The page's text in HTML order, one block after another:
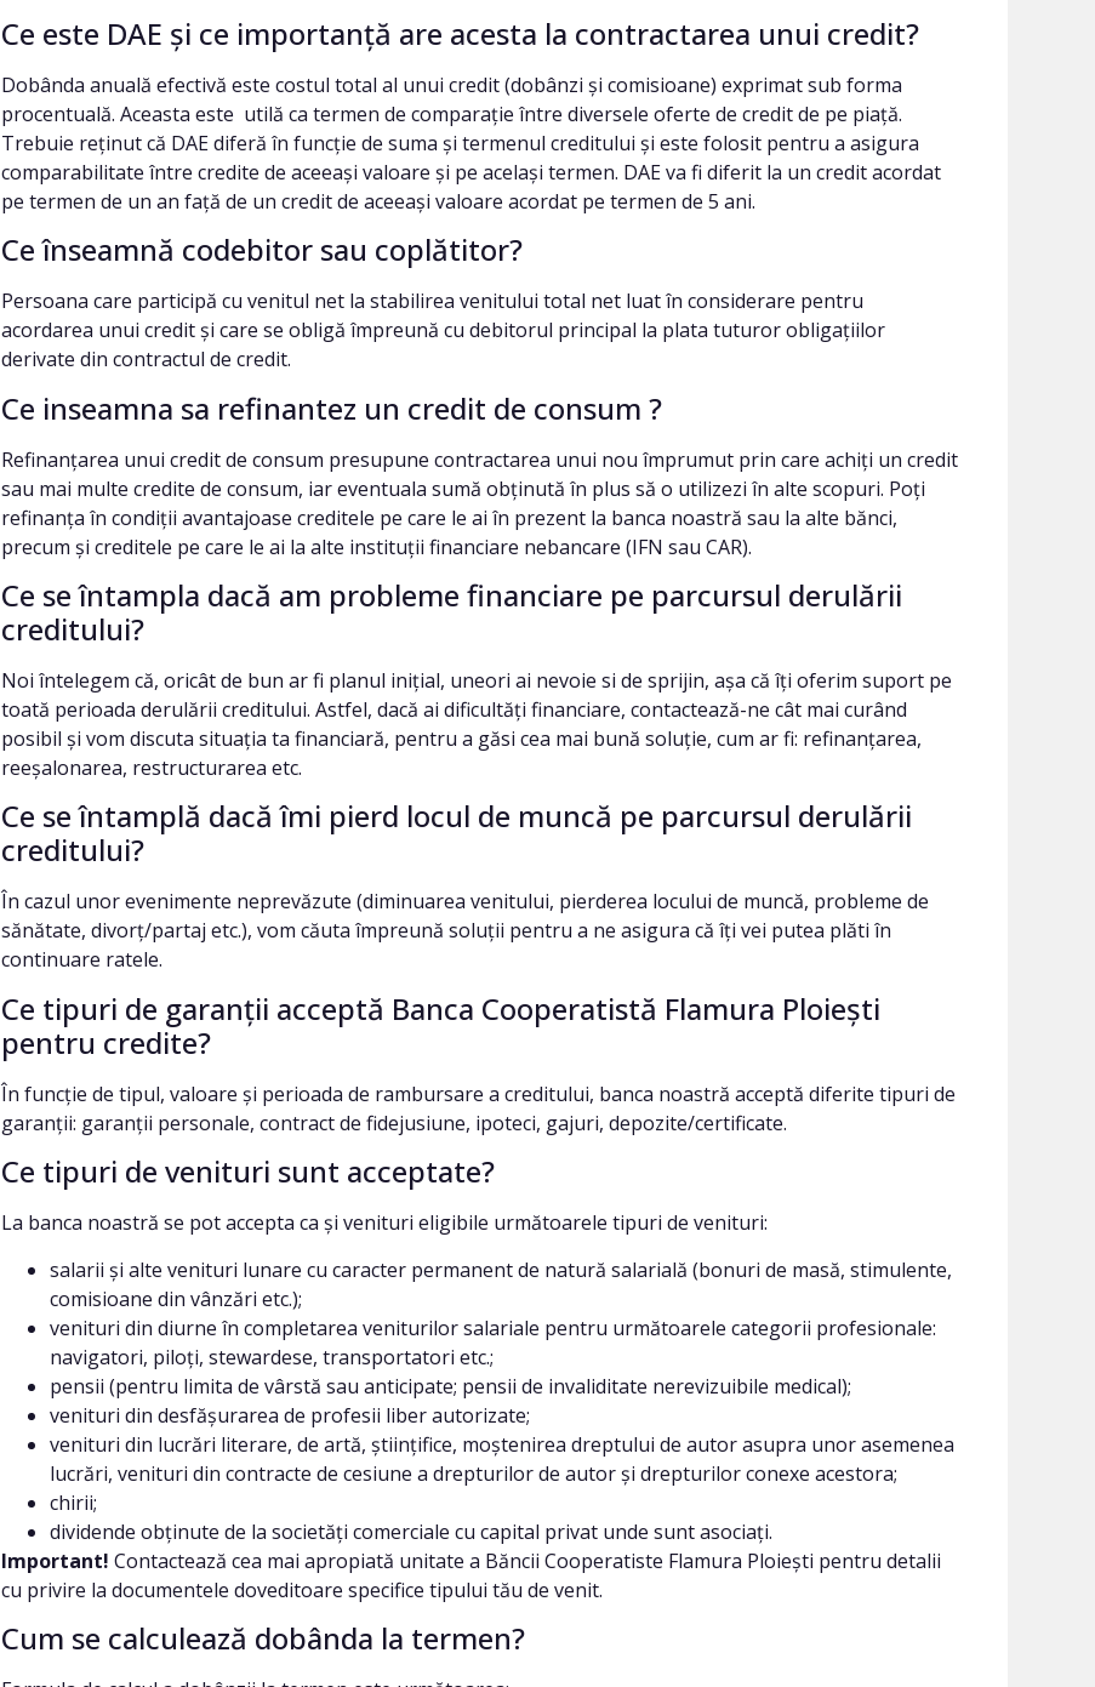
Ce este DAE și ce importanță are acesta la contractarea unui credit?
Dobânda anuală efectivă este costul total al unui credit (dobânzi și comisioane) exprimat sub forma
procentuală. Aceasta este utilă ca termen de comparație între diversele oferte de credit de pe piață.
Trebuie reținut că DAE diferă în funcție de suma și termenul creditului și este folosit pentru a asigura
comparabilitate între credite de aceeași valoare și pe același termen. DAE va fi diferit la un credit acordat
pe termen de un an față de un credit de aceeași valoare acordat pe termen de 5 ani.
Ce înseamnă codebitor sau coplătitor?
Persoana care participă cu venitul net la stabilirea venitului total net luat în considerare pentru
acordarea unui credit și care se obligă împreună cu debitorul principal la plata tuturor obligațiilor
derivate din contractul de credit.
Ce inseamna sa refinantez un credit de consum ?
Refinanțarea unui credit de consum presupune contractarea unui nou împrumut prin care achiți un credit
sau mai multe credite de consum, iar eventuala sumă obținută în plus să o utilizezi în alte scopuri. Poți
refinanța în condiții avantajoase creditele pe care le ai în prezent la banca noastră sau la alte bănci,
precum și creditele pe care le ai la alte instituții financiare nebancare (IFN sau CAR).
Ce se întampla dacă am probleme financiare pe parcursul derulării
creditului?
Noi întelegem că, oricât de bun ar fi planul inițial, uneori ai nevoie si de sprijin, așa că îți oferim suport pe
toată perioada derulării creditului. Astfel, dacă ai dificultăți financiare, contactează-ne cât mai curând
posibil și vom discuta situația ta financiară, pentru a găsi cea mai bună soluție, cum ar fi: refinanțarea,
reeșalonarea, restructurarea etc.
Ce se întamplă dacă îmi pierd locul de muncă pe parcursul derulării
creditului?
În cazul unor evenimente neprevăzute (diminuarea venitului, pierderea locului de muncă, probleme de
sănătate, divorț/partaj etc.), vom căuta împreună soluții pentru a ne asigura că îți vei putea plăti în
continuare ratele.
Ce tipuri de garanții acceptă Banca Cooperatistă Flamura Ploieşti
pentru credite?
În funcție de tipul, valoare și perioada de rambursare a creditului, banca noastră acceptă diferite tipuri de
garanții: garanții personale, contract de fidejusiune, ipoteci, gajuri, depozite/certificate.
Ce tipuri de venituri sunt acceptate?
La banca noastră se pot accepta ca și venituri eligibile următoarele tipuri de venituri:
salarii și alte venituri lunare cu caracter permanent de natură salarială (bonuri de masă, stimulente,
comisioane din vânzări etc.);
venituri din diurne în completarea veniturilor salariale pentru următoarele categorii profesionale:
navigatori, piloți, stewardese, transportatori etc.;
pensii (pentru limita de vârstă sau anticipate; pensii de invaliditate nerevizuibile medical);
venituri din desfășurarea de profesii liber autorizate;
venituri din lucrări literare, de artă, științifice, moștenirea dreptului de autor asupra unor asemenea
lucrări, venituri din contracte de cesiune a drepturilor de autor și drepturilor conexe acestora;
chirii;
dividende obținute de la societăți comerciale cu capital privat unde sunt asociați.
Important! Contactează cea mai apropiată unitate a Băncii Cooperatiste Flamura Ploieşti pentru detalii
cu privire la documentele doveditoare specifice tipului tău de venit.
Cum se calculează dobânda la termen?